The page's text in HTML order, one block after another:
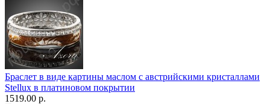
Браслет в виде картины маслом с австрийскими кристаллами
Stellux в платиновом покрытии
1519.00 р.